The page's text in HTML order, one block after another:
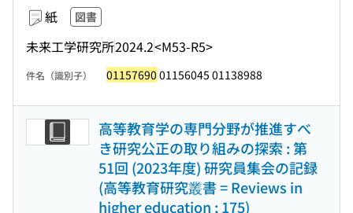
紙 図書
未来工学研究所2024.2<M53-R5>
件名（識別子） 01157690 01156045 01138988
高等教育学の専門分野が推進すべ
き研究公正の取り組みの探索 : 第
51回 (2023年度) 研究員集会の記録
(高等教育研究叢書 = Reviews in
higher education ; 175)